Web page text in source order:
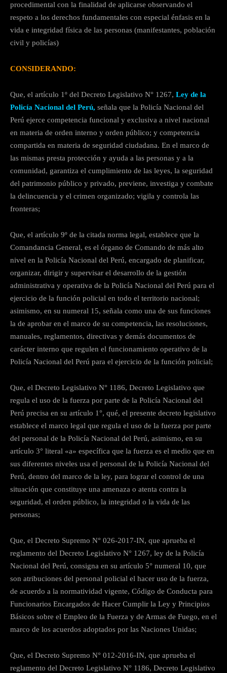
procedimental con la finalidad de aplicarse observando el
respeto a los derechos fundamentales con especial énfasis en la
vida e integridad física de las personas (manifestantes, población
civil y policías)
CONSIDERANDO:
Que, el artículo 1º del Decreto Legislativo N° 1267, Ley de la
Policía Nacional del Perú, señala que la Policía Nacional del
Perú ejerce competencia funcional y exclusiva a nivel nacional
en materia de orden interno y orden público; y competencia
compartida en materia de seguridad ciudadana. En el marco de
las mismas presta protección y ayuda a las personas y a la
comunidad, garantiza el cumplimiento de las leyes, la seguridad
del patrimonio público y privado, previene, investiga y combate
la delincuencia y el crimen organizado; vigila y controla las
fronteras;
Que, el artículo 9º de la citada norma legal, establece que la
Comandancia General, es el órgano de Comando de más alto
nivel en la Policía Nacional del Perú, encargado de planificar,
organizar, dirigir y supervisar el desarrollo de la gestión
administrativa y operativa de la Policía Nacional del Perú para el
ejercicio de la función policial en todo el territorio nacional;
asimismo, en su numeral 15, señala como una de sus funciones
la de aprobar en el marco de su competencia, las resoluciones,
manuales, reglamentos, directivas y demás documentos de
carácter interno que regulen el funcionamiento operativo de la
Policía Nacional del Perú para el ejercicio de la función policial;
Que, el Decreto Legislativo N° 1186, Decreto Legislativo que
regula el uso de la fuerza por parte de la Policía Nacional del
Perú precisa en su artículo 1°, qué, el presente decreto legislativo
establece el marco legal que regula el uso de la fuerza por parte
del personal de la Policía Nacional del Perú, asimismo, en su
artículo 3° literal «a» específica que la fuerza es el medio que en
sus diferentes niveles usa el personal de la Policía Nacional del
Perú, dentro del marco de la ley, para lograr el control de una
situación que constituye una amenaza o atenta contra la
seguridad, el orden público, la integridad o la vida de las
personas;
Que, el Decreto Supremo N° 026-2017-IN, que aprueba el
reglamento del Decreto Legislativo N° 1267, ley de la Policía
Nacional del Perú, consigna en su artículo 5° numeral 10, que
son atribuciones del personal policial el hacer uso de la fuerza,
de acuerdo a la normatividad vigente, Código de Conducta para
Funcionarios Encargados de Hacer Cumplir la Ley y Principios
Básicos sobre el Empleo de la Fuerza y de Armas de Fuego, en el
marco de los acuerdos adoptados por las Naciones Unidas;
Que, el Decreto Supremo N° 012-2016-IN, que aprueba el
reglamento del Decreto Legislativo N° 1186, Decreto Legislativo